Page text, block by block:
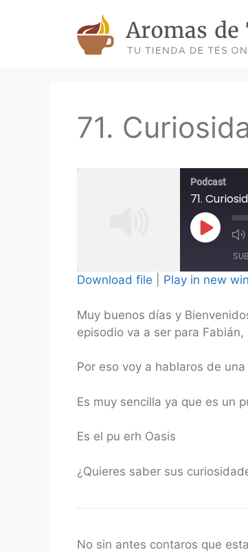
71.
Podcast
71.
Play
Episode
RSS FEED
LINK
Download file Play in new
Muy buenos días y
episodio va a ser para
Por eso voy a hablaros de
Es muy sencilla ya que es un
Es el pu erh Oasis
¿Quieres saber sus
No sin antes contaros que